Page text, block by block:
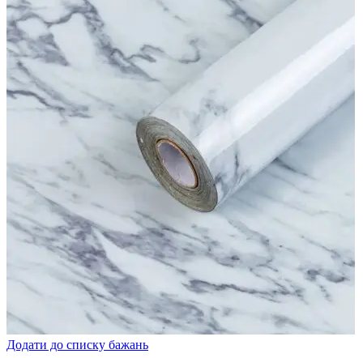
Додати до списку бажань